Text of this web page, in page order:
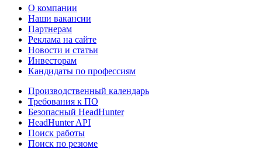
О компании
Наши вакансии
Партнерам
Реклама на сайте
Новости и статьи
Инвесторам
Кандидаты по профессиям
Производственный календарь
Требования к ПО
Безопасный HeadHunter
HeadHunter API
Поиск работы
Поиск по резюме